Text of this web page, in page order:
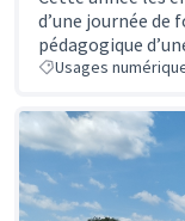
d’une journée
pédagogique
Usages